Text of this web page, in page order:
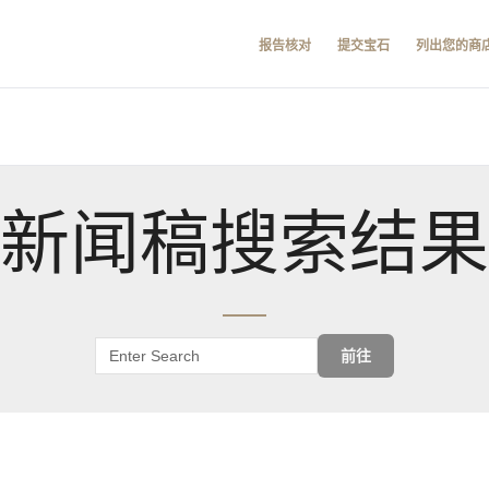
报告核对 提交宝石 列出您的商
新闻稿搜索结果
前往